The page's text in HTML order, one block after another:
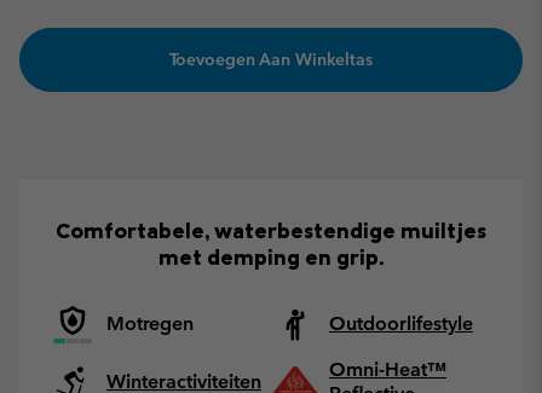
Toevoegen Aan Winkeltas
Comfortabele, waterbestendige muiltjes
met demping en grip.
Motregen Outdoorlifestyle
Winteractiviteiten
Omni-Heat™